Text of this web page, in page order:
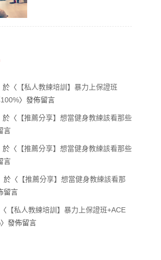
於〈 【私人教練培訓】暴力上保證班
〉發佈留言
於〈 【推薦分享】想當健身教練該看那些
言
於〈 【推薦分享】想當健身教練該看那些
言
於〈 【推薦分享】想當健身教練該看那
留言
【私人教練培訓】暴力上保證班+ACE
〉發佈留言